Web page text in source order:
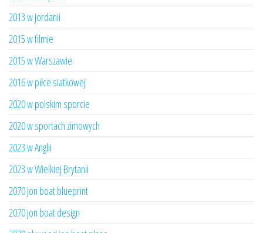
2013 w Jordanii
2015 w filmie
2015 w Warszawie
2016 w piłce siatkowej
2020 w polskim sporcie
2020 w sportach zimowych
2023 w Anglii
2023 w Wielkiej Brytanii
2070 jon boat blueprint
2070 jon boat design